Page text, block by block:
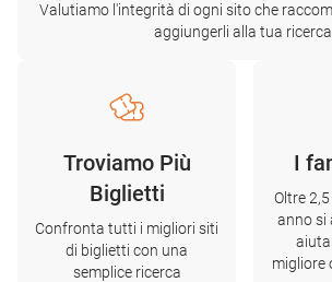
Valutiamo l'integrità di ogni sito che
aggiungerli alla tua ricerca.
Troviamo Più
Biglietti
Confronta tutti i migliori siti
di biglietti con una
semplice ricerca
I
Oltre
anno si
migliore